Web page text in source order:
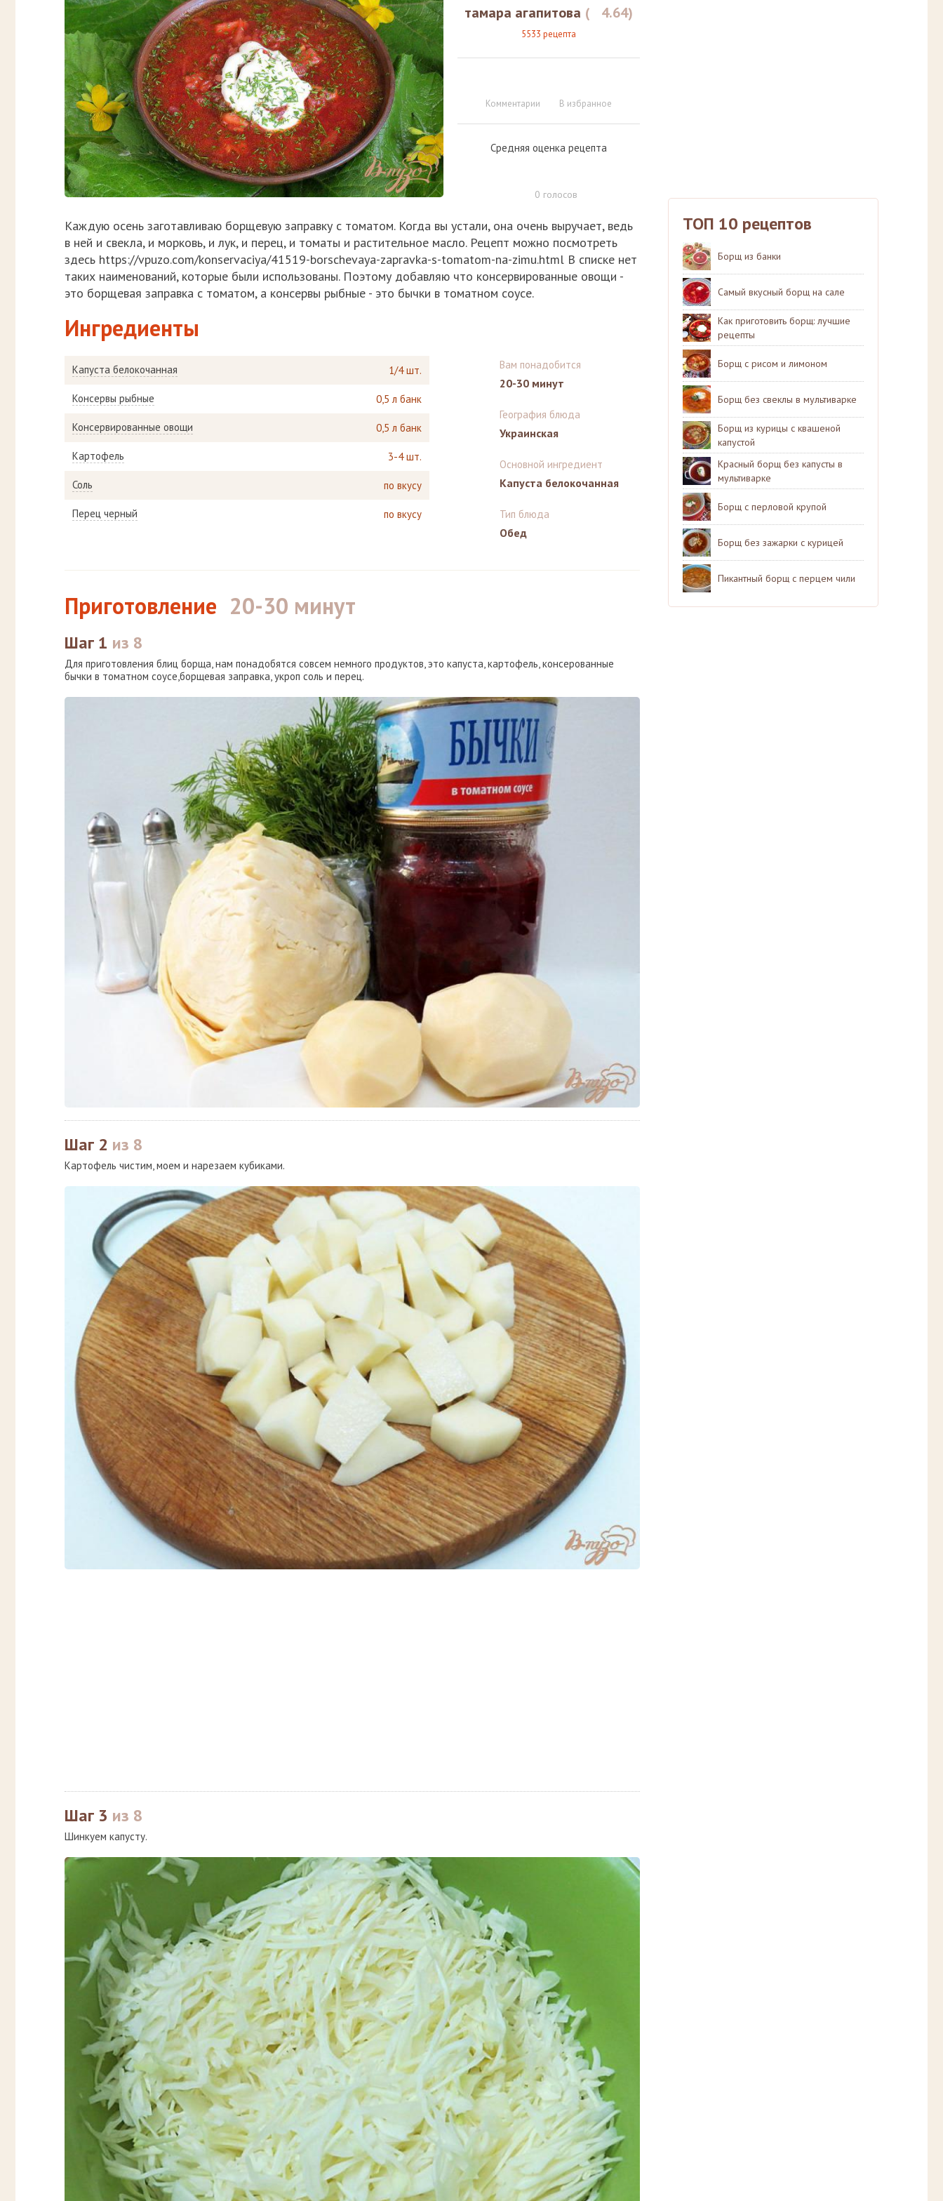
тамара агапитова ( 4.64)
5533 рецепта
Комментарии В избранное
Средняя оценка рецепта
0 голосов
Каждую осень заготавливаю борщевую заправку с томатом. Когда вы устали, она очень выручает, ведь
в ней и свекла, и морковь, и лук, и перец, и томаты и растительное масло. Рецепт можно посмотреть
здесь https://vpuzo.com/konservaciya/41519-borschevaya-zapravka-s-tomatom-na-zimu.html В списке нет
таких наименований, которые были использованы. Поэтому добавляю что консервированные овощи -
это борщевая заправка с томатом, а консервы рыбные - это бычки в томатном соусе.
Ингредиенты
Капуста белокочанная 1/4 шт.
Консервы рыбные 0,5 л банк
Консервированные овощи 0,5 л банк
Картофель 3-4 шт.
Соль по вкусу
Перец черный по вкусу
Вам понадобится
20-30 минут
География блюда
Украинская
Основной ингредиент
Капуста белокочанная
Тип блюда
Обед
Приготовление 20-30 минут
Шаг 1 из 8
Для приготовления блиц борща, нам понадобятся совсем немного продуктов, это капуста, картофель, консерованные
бычки в томатном соусе,борщевая заправка, укроп соль и перец.
Шаг 2 из 8
Картофель чистим, моем и нарезаем кубиками.
Шаг 3 из 8
Шинкуем капусту.
ТОП 10 рецептов
Борщ из банки
Самый вкусный борщ на сале
Как приготовить борщ: лучшие
рецепты
Борщ с рисом и лимоном
Борщ без свеклы в мультиварке
Борщ из курицы с квашеной
капустой
Красный борщ без капусты в
мультиварке
Борщ с перловой крупой
Борщ без зажарки с курицей
Пикантный борщ с перцем чили